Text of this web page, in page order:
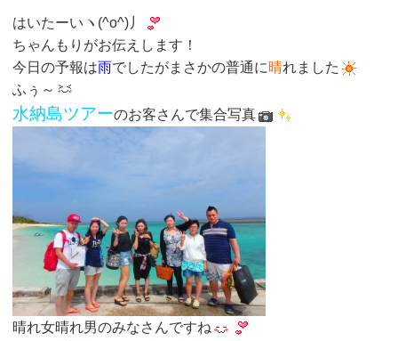
はいたーいヽ(^o^)丿
ちゃんもりがお伝えします！
今日の予報は雨でしたがまさかの普通に晴れました
ふぅ～
水納島ツアーのお客さんで集合写真
晴れ女晴れ男のみなさんですね